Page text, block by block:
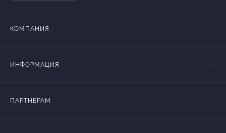
КОМПАНИЯ
ИНФОРМАЦИЯ
ПАРТНЕРАМ